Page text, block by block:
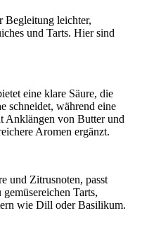
Begleitung leichter,
und Tarts. Hier sind
eine klare Säure, die
schneidet, während eine
Anklängen von Butter und
Aromen ergänzt.
und Zitrusnoten, passt
Tarts,
wie Dill oder Basilikum.